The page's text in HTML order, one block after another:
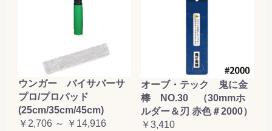
ウンガー バイサバーサ
プロ/プロパッド
(25cm/35cm/45cm)
￥2,706 ～ ￥14,916
オーブ・テック 鬼に金
棒 NO.30 （30mmホ
ルダー＆刃 赤色＃2000）
￥3,410